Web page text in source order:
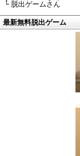
└ 脱出ゲームさん
最新無料脱出ゲーム